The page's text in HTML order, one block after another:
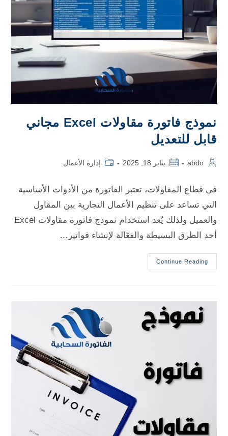
نموذج فاتورة مقاولات Excel مجاني
قابل للتعديل
abdo يناير 18, 2025 إدارة الأعمال
في قطاع المقاولات، تعتبر الفاتورة من الأدوات الأساسية
التي تساعد على تنظيم الأعمال التجارية بين المقاول
والعميل ولذلك يُعد استخدام نموذج فاتورة مقاولات Excel
أحد الطرق البسيطة والفعّالة لإنشاء فواتير…
Continue Reading